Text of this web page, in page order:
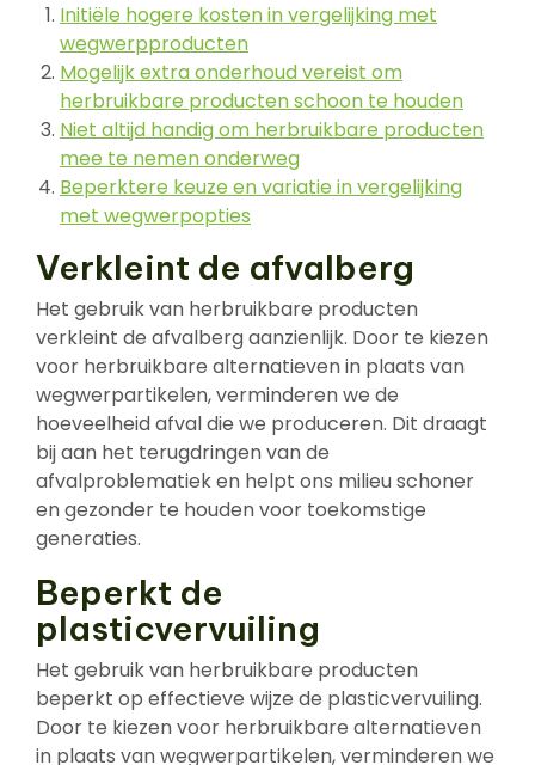
Initiële hogere kosten in vergelijking met
wegwerpproducten
Mogelijk extra onderhoud vereist om
herbruikbare producten schoon te houden
Niet altijd handig om herbruikbare producten
mee te nemen onderweg
Beperktere keuze en variatie in vergelijking
met wegwerpopties
Verkleint de afvalberg
Het gebruik van herbruikbare producten
verkleint de afvalberg aanzienlijk. Door te kiezen
voor herbruikbare alternatieven in plaats van
wegwerpartikelen, verminderen we de
hoeveelheid afval die we produceren. Dit draagt
bij aan het terugdringen van de
afvalproblematiek en helpt ons milieu schoner
en gezonder te houden voor toekomstige
generaties.
Beperkt de
plasticvervuiling
Het gebruik van herbruikbare producten
beperkt op effectieve wijze de plasticvervuiling.
Door te kiezen voor herbruikbare alternatieven
in plaats van wegwerpartikelen, verminderen we